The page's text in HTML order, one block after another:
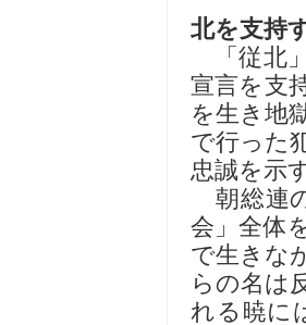
北を支持
「従北
宣言を支
を生き地
で行った
忠誠を示
朝総連
会」全体
で生きな
らの名は
れる暁に